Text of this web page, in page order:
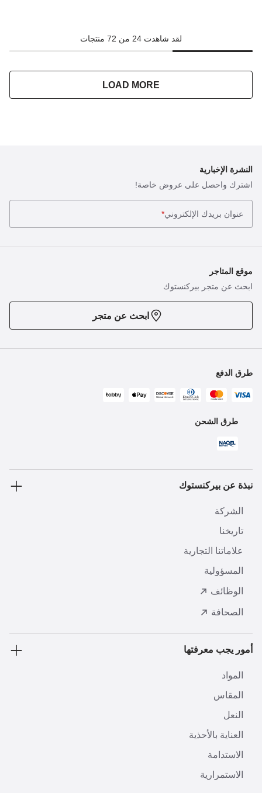
لقد شاهدت 24 من 72 منتجات
LOAD MORE
النشرة الإخبارية
اشترك واحصل على عروض خاصة!
عنوان بريدك الإلكتروني*
موقع المتاجر
ابحث عن متجر بيركنستوك
ابحث عن متجر
طرق الدفع
طرق الشحن
نبذة عن بيركنستوك
الشركة
تاريخنا
علاماتنا التجارية
المسؤولية
الوظائف
الصحافة
أمور يجب معرفتها
المواد
المقاس
النعل
العناية بالأحذية
الاستدامة
الاستمرارية